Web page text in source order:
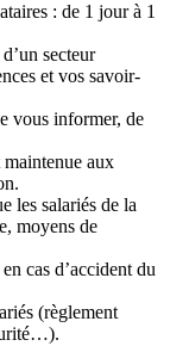
: de 1 jour à 1
secteur
et vos savoir-
vous informer, de
aux
les salariés de la
moyens de
cas d’accident du
(règlement